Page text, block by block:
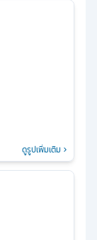
ดูรูปเพิ่มเติม